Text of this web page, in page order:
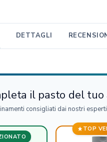
DETTAGLI
il pasto del tuo
consigliati dai nostri
TOP